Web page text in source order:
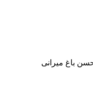
باغ میرانی